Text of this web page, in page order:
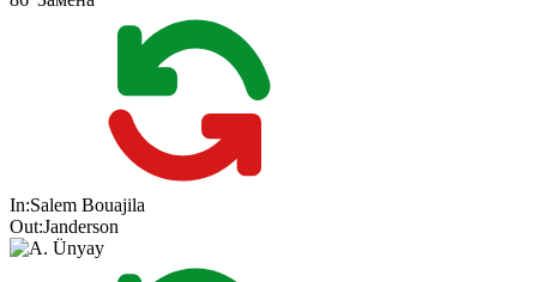
In:Salem Bouajila
Out:Janderson